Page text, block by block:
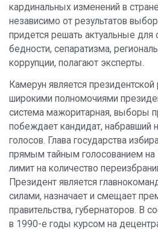
кардинальных изменений в
независимо от результатов
придется решать актуальные
бедности, сепаратизма,
коррупции, полагают эксперты.
Камерун является президентской
широкими полномочиями
система мажоритарная, выборы
побеждает кандидат, набравший
голосов. Глава государства
прямым тайным голосованием на
лимит на количество
Президент является
силами, назначает и смещает
правительства, губернаторов. В
в 1990-е годы курсом на